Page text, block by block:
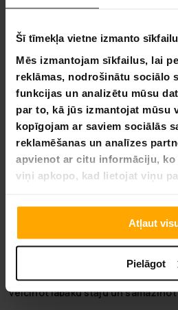
Šī tīmekļa vietne izmanto
Mēs izmantojam sīkfailus, lai
reklāmas, nodrošinātu sociālo
funkcijas un analizētu mūsu
par to, kā jūs izmantojat mūsu
kopīgojam ar saviem sociālās
reklamēšanas un analīzes
apvienot ar citu informāciju,
viņi apkopo, kad lietojat viņu
Atļaut
Pielāgot
produktivitāti. Apņemoties sniegt
apmierinātību, Lykke nodrošina,
visaugstākajiem dizaina un
Izveidojiet pievilcīgu frāzi par
Paceliet savu biroja pieredzi ar
ergonomiskās inovācijas un
Galvas atbalsts
Lykke biroja krēsla Deluxe
Augstuma un platuma
Augstuma un platuma regulējamā
nodrošina mērķtiecīgu atbalstu
veicinot labāku stāju un